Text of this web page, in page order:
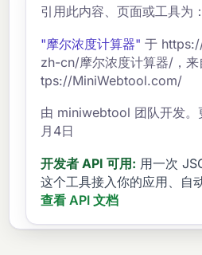
引用此内容、页面或工具为：
"摩尔浓度计算器" 于
zh-cn/摩尔浓度计算器/，来
tps://MiniWebtool.com/
由 miniwebtool 团队开发
月4日
开发者 API 可用: 用一次
这个工具接入你的应用、自
查看 API 文档